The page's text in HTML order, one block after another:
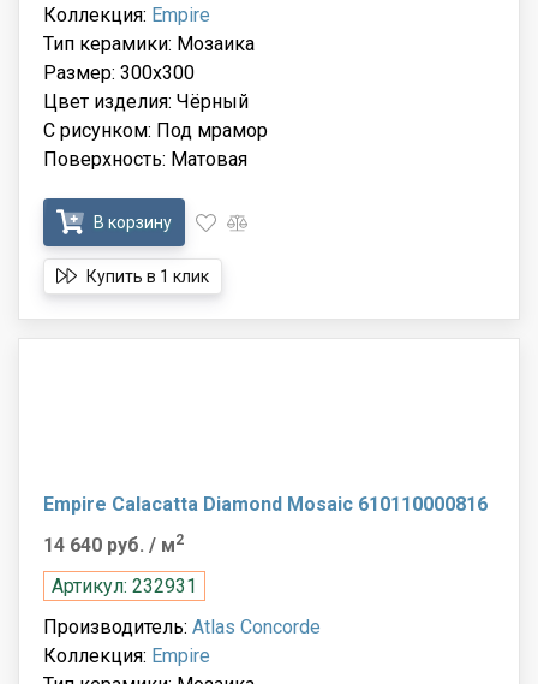
Коллекция: Empire
Тип керамики: Мозаика
Размер: 300x300
Цвет изделия: Чёрный
С рисунком: Под мрамор
Поверхность: Матовая
В корзину
Купить в 1 клик
Empire Calacatta Diamond Mosaic 610110000816
14 640 руб. / м2
Артикул: 232931
Производитель: Atlas Concorde
Коллекция: Empire